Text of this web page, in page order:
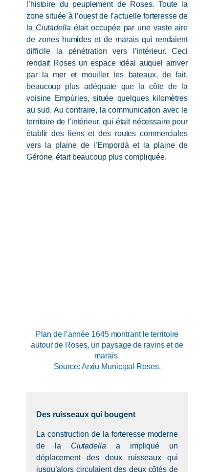
l’histoire du peuplement de Roses. Toute la
zone située à l’ouest de l’actuelle forteresse de
la Ciutadellaétait occupée par une vaste aire
de zones humides et de marais qui rendaient
difficile la pénétration vers l’intérieur. Ceci
rendait Roses un espace idéal auquel arriver
par la mer et mouiller les bateaux, de fait,
beaucoup plus adéquate que la côte de la
voisine Empúries, située quelques kilomètres
au sud. Au contraire, la communication avec le
territoire de l’intérieur, qui était nécessaire pour
établir des liens et des routes commerciales
vers la plaine de l’Empordà et la plaine de
Gérone, était beaucoup plus compliquée.
Plan de l’année 1645 montrant le territoire
autour de Roses, un paysage de ravins et de
marais.
Source: Arxiu Municipal Roses.
Des ruisseaux qui bougent
La construction de la forteresse moderne
de la Ciutadella a impliqué un
déplacement des deux ruisseaux qui
jusqu’alors circulaient des deux côtés de